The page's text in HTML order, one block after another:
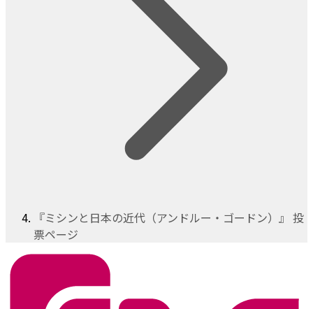
『ミシンと日本の近代（アンドルー・ゴードン）』 投
票ページ